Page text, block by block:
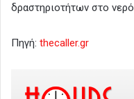
δραστηριοτήτων στο
Πηγή: thecaller.gr